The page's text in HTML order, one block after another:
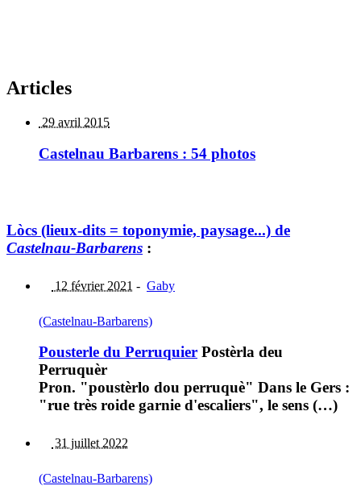
Articles
29 avril 2015
Castelnau Barbarens : 54 photos
Lòcs (lieux-dits = toponymie, paysage...) de
Castelnau-Barbarens :
12 février 2021 - Gaby
(Castelnau-Barbarens)
Pousterle du Perruquier Postèrla deu
Perruquèr
Pron. "poustèrlo dou perruquè" Dans le Gers :
"rue très roide garnie d'escaliers", le sens (…)
31 juillet 2022
(Castelnau-Barbarens)